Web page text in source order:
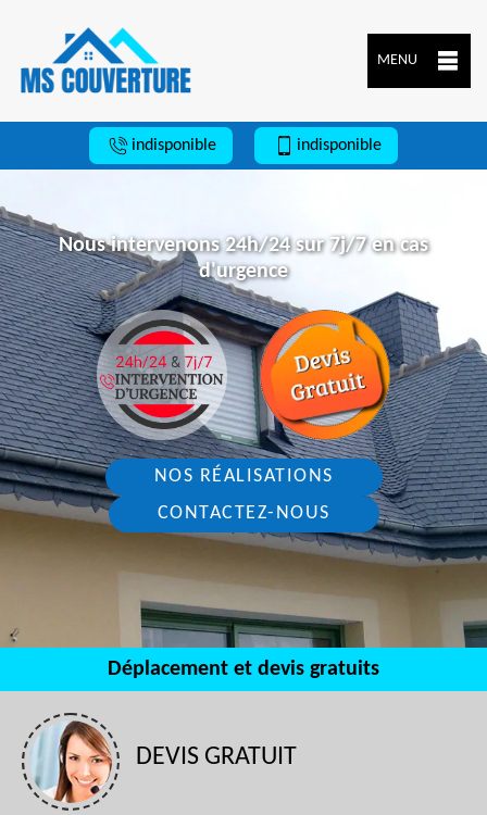
MENU
indisponible indisponible
Nous intervenons 24h/24 sur 7j/7 en cas
d'urgence
NOS RÉALISATIONS
CONTACTEZ-NOUS
Déplacement et devis gratuits
DEVIS GRATUIT